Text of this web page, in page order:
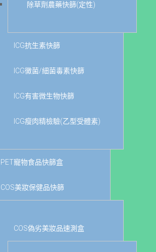
除草劑農藥快篩(定性)
ICG抗生素快篩
ICG黴菌/細菌毒素快篩
ICG有害微生物快篩
ICG瘦肉精檢驗(乙型受體素)
PET寵物食品快篩盒
COS美妝保健品快篩
COS偽劣美妝品速測盒